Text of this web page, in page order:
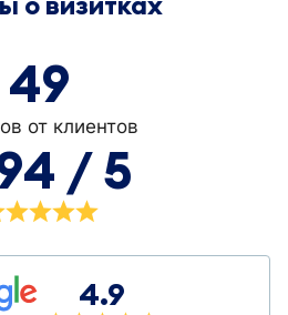
49
от клиентов
/ 5
4.9